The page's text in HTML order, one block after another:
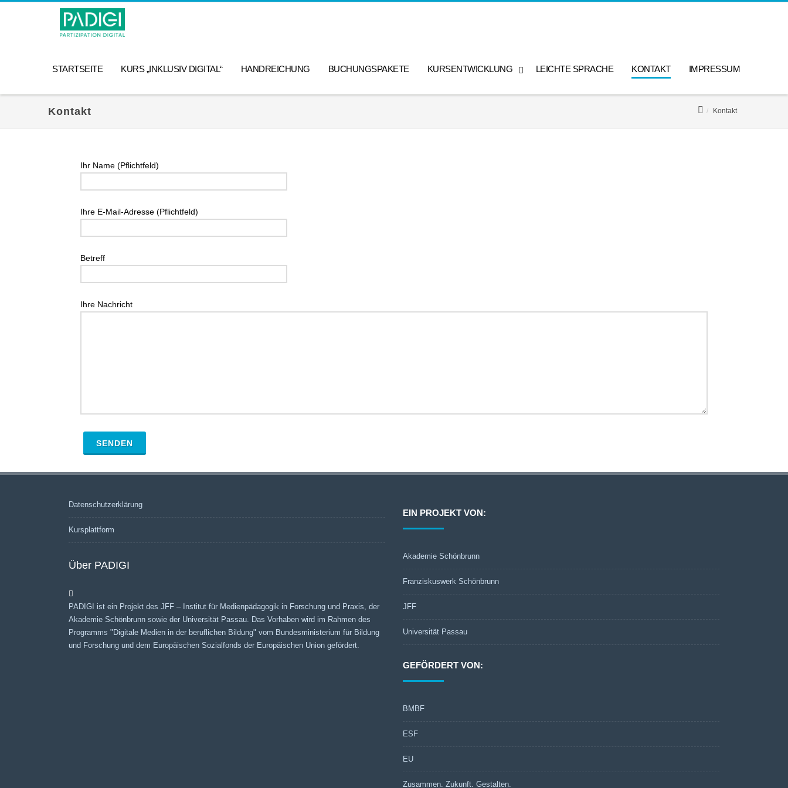
STARTSEITE KURS „INKLUSIV DIGITAL“ HANDREICHUNG BUCHUNGSPAKETE KURSENTWICKLUNG LEICHTE SPRACHE KONTAKT IMPRESSUM
Kontakt Kontakt
Ihr Name (Pflichtfeld)
Ihre E-Mail-Adresse (Pflichtfeld)
Betreff
Ihre Nachricht
Datenschutzerklärung
Kursplattform
Über PADIGI
PADIGI ist ein Projekt des JFF – Institut für Medienpädagogik in Forschung und Praxis, der
Akademie Schönbrunn sowie der Universität Passau. Das Vorhaben wird im Rahmen des
Programms "Digitale Medien in der beruflichen Bildung" vom Bundesministerium für Bildung
und Forschung und dem Europäischen Sozialfonds der Europäischen Union gefördert.
EIN PROJEKT VON:
Akademie Schönbrunn
Franziskuswerk Schönbrunn
JFF
Universität Passau
GEFÖRDERT VON:
BMBF
ESF
EU
Zusammen. Zukunft. Gestalten.